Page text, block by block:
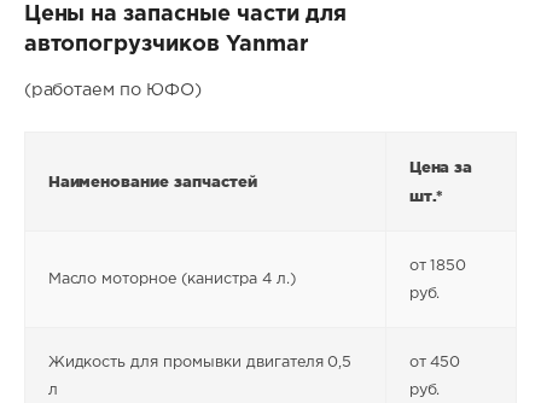
Цены на запасные части для
автопогрузчиков Yanmar
(работаем по ЮФО)
Наименование запчастей
Цена за
шт.*
Масло моторное (канистра 4 л.)
от 1850
руб.
Жидкость для промывки двигателя 0,5
л
от 450
руб.